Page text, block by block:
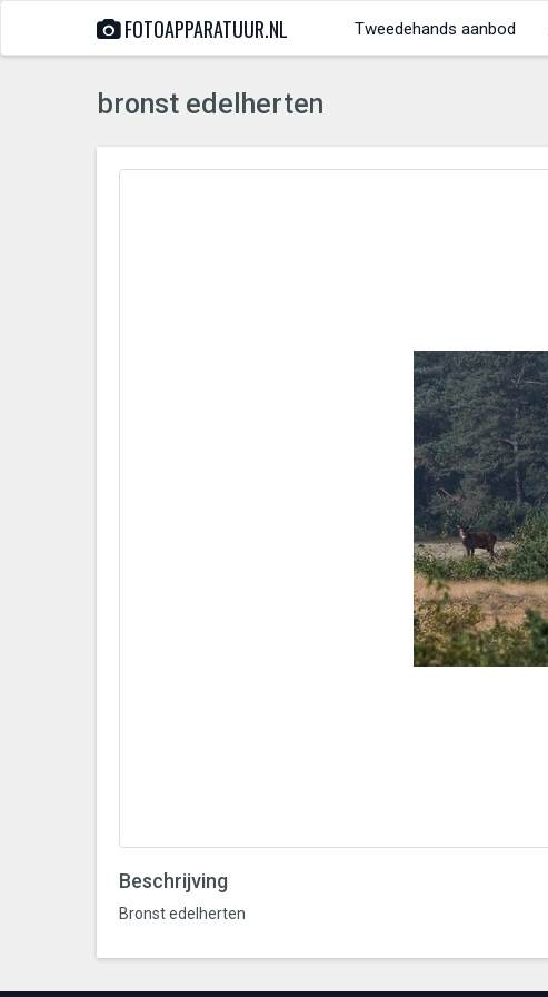
FOTOAPPARATUUR.NL Tweedehands aanbod
bronst edelherten
Beschrijving
Bronst edelherten